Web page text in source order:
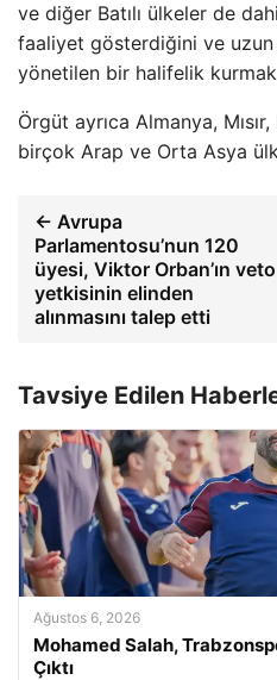
ve diğer Batılı ülkeler de
faaliyet gösterdiğini ve
yönetilen bir halifelik
Örgüt ayrıca Almanya,
birçok Arap ve Orta Asya
← Avrupa
Parlamentosu’nun 120
üyesi, Viktor Orban’ın veto
yetkisinin elinden
alınmasını talep etti
Tavsiye Edilen
Ağustos 6, 2026
Mohamed Salah,
Çıktı